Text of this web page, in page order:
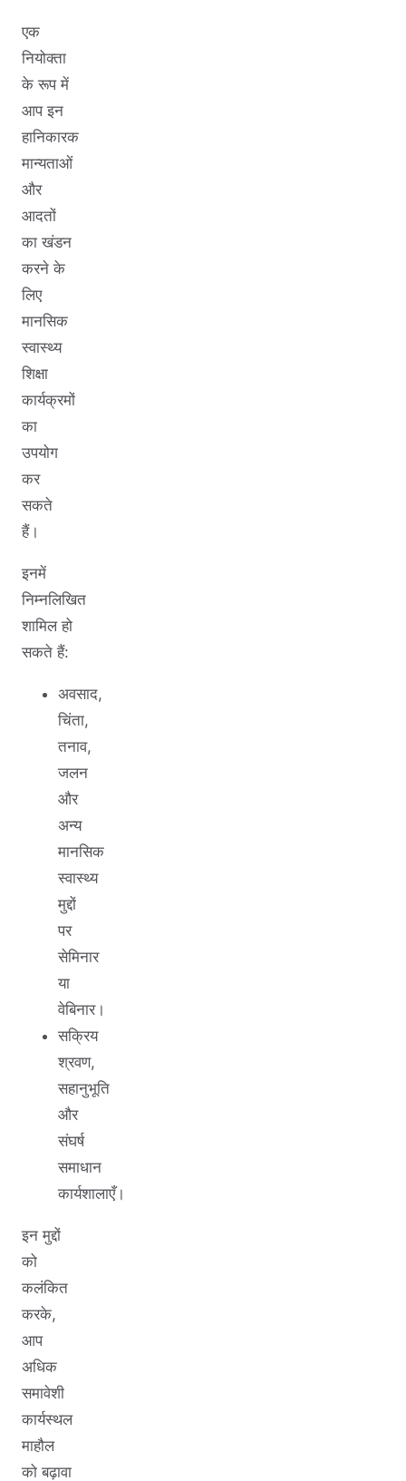
एक
नियोक्ता
के रूप में
आप इन
हानिकारक
मान्यताओं
और
आदतों
का खंडन
करने के
लिए
मानसिक
स्वास्थ्य
शिक्षा
कार्यक्रमों
का
उपयोग
कर
सकते
हैं।
इनमें
निम्नलिखित
शामिल हो
सकते हैं:
अवसाद,
चिंता,
तनाव,
जलन
और
अन्य
मानसिक
स्वास्थ्य
मुद्दों
पर
सेमिनार
या
वेबिनार।
सक्रिय
श्रवण,
सहानुभूति
और
संघर्ष
समाधान
कार्यशालाएँ।
इन मुद्दों
को
कलंकित
करके,
आप
अधिक
समावेशी
कार्यस्थल
माहौल
को बढ़ावा